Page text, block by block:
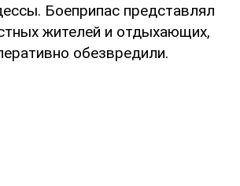
Боеприпас представлял
жителей и отдыхающих,
обезвредили.